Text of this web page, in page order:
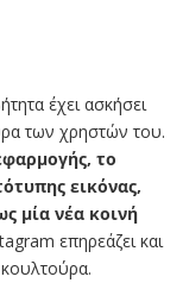
έχει ασκήσει
των χρηστών του.
το
εικόνας,
μία νέα κοινή
επηρεάζει και